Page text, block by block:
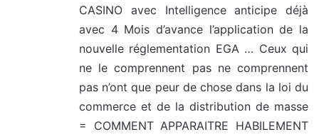
:
CASINO avec Intelligence anticipe déjà
avec 4 Mois d’avance l’application de la
nouvelle réglementation EGA … Ceux qui
ne le comprennent pas ne comprennent
pas n’ont que peur de chose dans la loi du
commerce et de la distribution de masse
= COMMENT APPARAITRE HABILEMENT